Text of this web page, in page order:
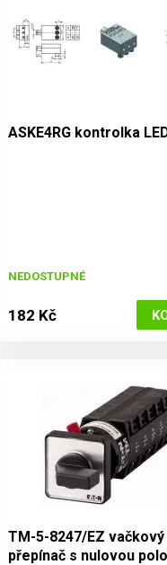
ASKE4RG kontrolka
NEDOSTUPNÉ
182 Kč
TM-5-8247/EZ vačkový
přepínač s nulovou